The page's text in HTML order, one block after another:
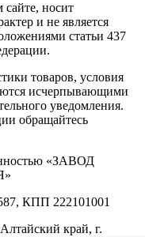
носит
и не является
статьи 437
товаров, условия
исчерпывающими
уведомления.
обращайтесь
«ЗАВОД
КПП 222101001
край, г.